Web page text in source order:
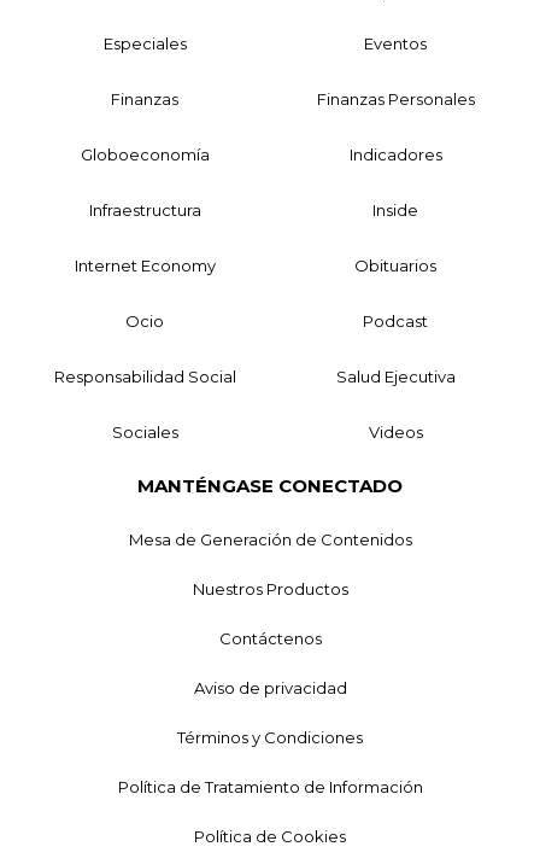
Especiales Eventos
Finanzas Finanzas Personales
Globoeconomía Indicadores
Infraestructura Inside
Internet Economy Obituarios
Ocio Podcast
Responsabilidad Social Salud Ejecutiva
Sociales Videos
MANTÉNGASE CONECTADO
Mesa de Generación de Contenidos
Nuestros Productos
Contáctenos
Aviso de privacidad
Términos y Condiciones
Política de Tratamiento de Información
Política de Cookies